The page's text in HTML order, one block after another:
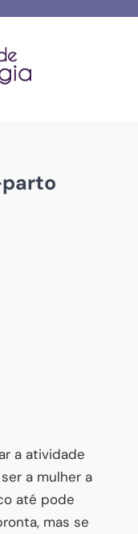
a atividade
a mulher a
até pode
mas se